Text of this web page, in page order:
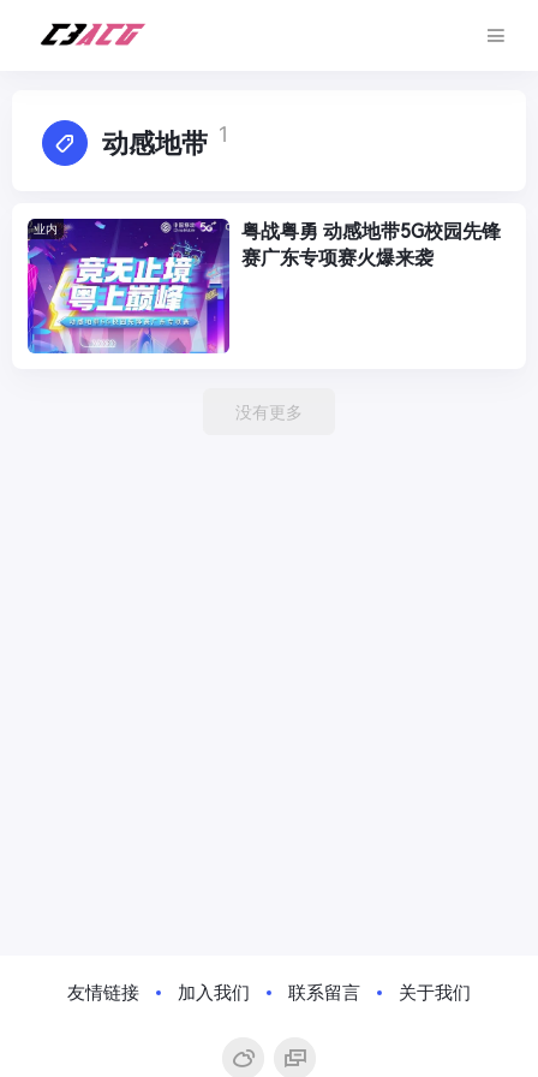
动感地带 1
业内
粤战粤勇 动感地带5G校园先锋
赛广东专项赛火爆来袭
没有更多
友情链接 加入我们 联系留言 关于我们